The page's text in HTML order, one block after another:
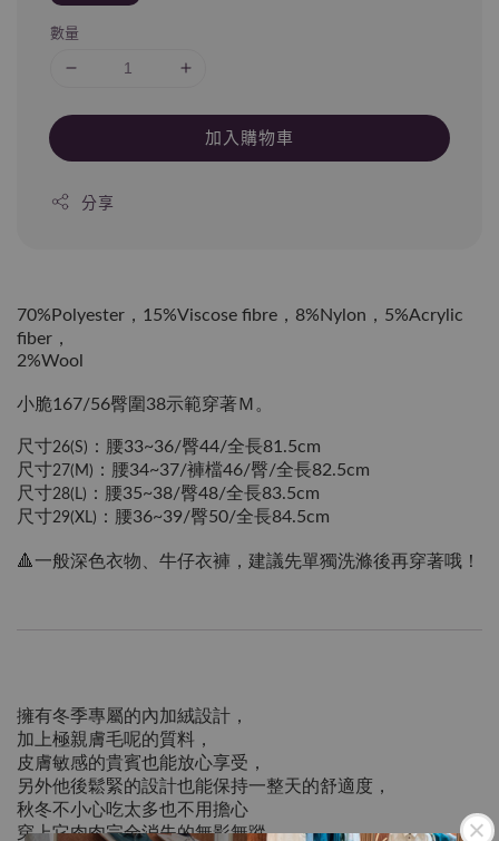
數量
加入購物車
分享
70%Polyester，15%Viscose fibre，8%Nylon，5%Acrylic
fiber，
2%Wool
小脆167/56臀圍38示範穿著Ｍ。
尺寸26(S) ：腰33~36/臀44/全長81.5cm
尺寸27(M) ：腰34~37/褲檔46/臀/全長82.5cm
尺寸28(L) ：腰35~38/臀48/全長83.5cm
尺寸29(XL) ：腰36~39/臀50/全長84.5cm
🔺一般深色衣物、牛仔衣褲，建議先單獨洗滌後再穿著哦！
擁有冬季專屬的內加絨設計，
加上極親膚毛呢的質料，
皮膚敏感的貴賓也能放心享受，
另外他後鬆緊的設計也能保持一整天的舒適度，
秋冬不小心吃太多也不用擔心
穿上它肉肉完全消失的無影無蹤，